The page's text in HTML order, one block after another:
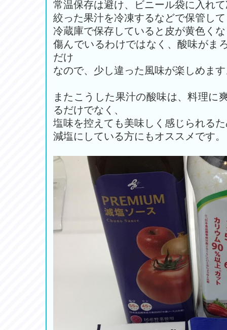
常温保存は避け、ビニール袋に入れ
絞った果汁を冷凍するなどで保管し
冷蔵庫で保存していると皮が黄色く
傷んでいるわけではなく、酸味がま
だけ
なので、少し違った風味が楽しめま
またこうした果汁の酸味は、料理に
るだけでなく、
塩味を控えても美味しく感じられる
減塩にしている方にもオススメです。